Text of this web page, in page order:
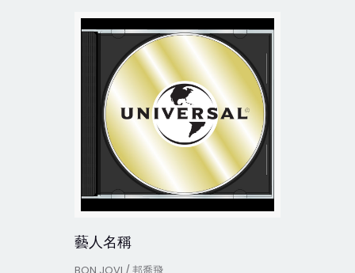
藝人名稱